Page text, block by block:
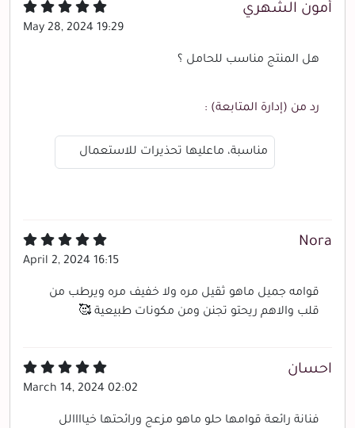
أمون الشهري
May 28, 2024 19:29
هل المنتج مناسب للحامل ؟
رد من (إدارة المتابعة) :
مناسبة، ماعليها تحذيرات للاستعمال
Nora
April 2, 2024 16:15
قوامه جميل ماهو ثقيل مره ولا خفيف مره ويرطب من
قلب والاهم ريحتو تجنن ومن مكونات طبيعية 🥰
احسان
March 14, 2024 02:02
فنانة رائعة قوامها حلو ماهو مزعج ورائحتها خياااالل